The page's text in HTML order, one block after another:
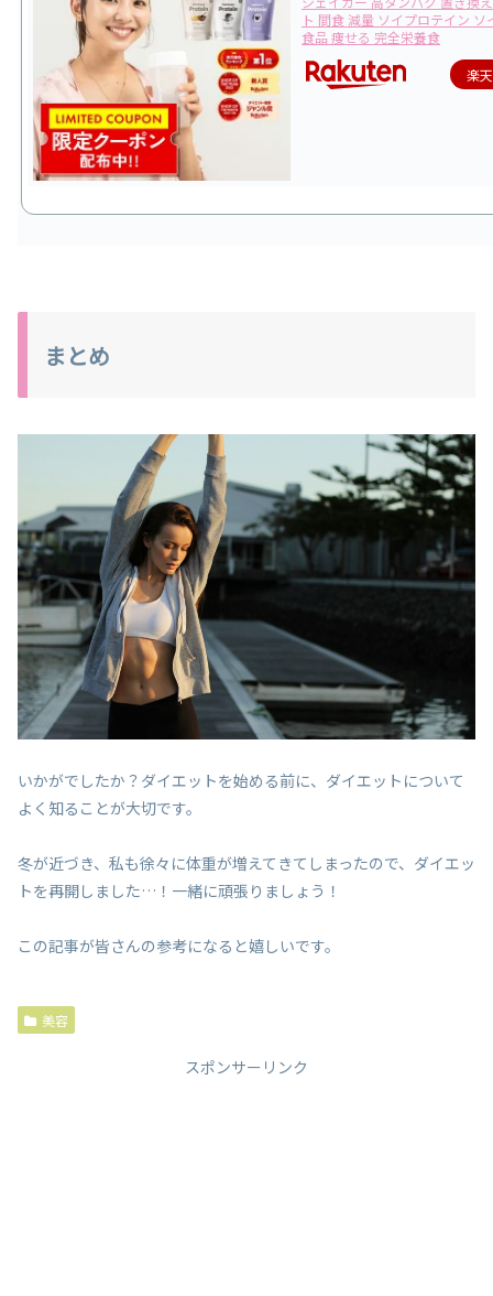
ト 間食 減量 ソイプロテイン ソ
食品 痩せる 完全栄養食
楽
まとめ
いかがでしたか？ダイエットを始める前に、ダイエットについて
よく知ることが大切です。
冬が近づき、私も徐々に体重が増えてきてしまったので、ダイエッ
トを再開しました…！一緒に頑張りましょう！
この記事が皆さんの参考になると嬉しいです。
美容
スポンサーリンク